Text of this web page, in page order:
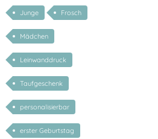
Junge Frosch
Mädchen
Leinwanddruck
Taufgeschenk
personalisierbar
erster Geburtstag